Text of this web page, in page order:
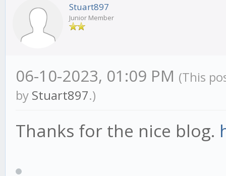
Stuart897
Junior Member
06-10-2023, 01:09 PM (This
by Stuart897.)
Thanks for the nice blog.